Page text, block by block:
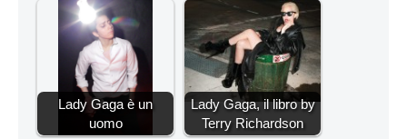
Lady Gaga è un
uomo
Lady Gaga, il libro by
Terry Richardson